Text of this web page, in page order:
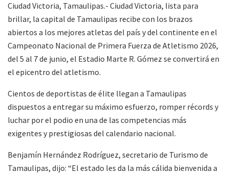
Ciudad Victoria, Tamaulipas.- Ciudad Victoria, lista para
brillar, la capital de Tamaulipas recibe con los brazos
abiertos a los mejores atletas del país y del continente en el
Campeonato Nacional de Primera Fuerza de Atletismo 2026,
del 5 al 7 de junio, el Estadio Marte R. Gómez se convertirá en
el epicentro del atletismo.
Cientos de deportistas de élite llegan a Tamaulipas
dispuestos a entregar su máximo esfuerzo, romper récords y
luchar por el podio en una de las competencias más
exigentes y prestigiosas del calendario nacional.
Benjamín Hernández Rodríguez, secretario de Turismo de
Tamaulipas, dijo: “El estado les da la más cálida bienvenida a